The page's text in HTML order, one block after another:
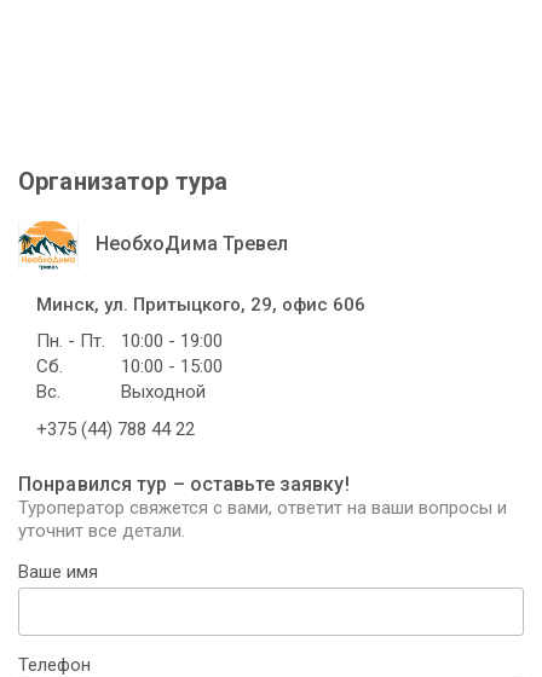
Организатор тура
НеобхоДима Тревел
Минск, ул. Притыцкого, 29, офис 606
Пн. - Пт.
10:00 - 19:00
Сб.
10:00 - 15:00
Вс.
Выходной
+375 (44) 788 44 22
Понравился тур – оставьте заявку!
Туроператор свяжется с вами, ответит на ваши вопросы и
уточнит все детали.
Ваше имя
Телефон